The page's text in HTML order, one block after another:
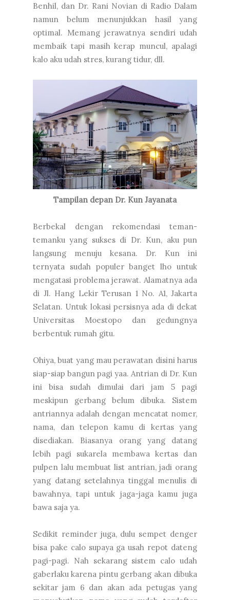
Benhil, dan Dr. Rani Novian di Radio Dalam
namun belum menunjukkan hasil yang
optimal. Memang jerawatnya sendiri udah
membaik tapi masih kerap muncul, apalagi
kalo aku udah stres, kurang tidur, dll.
Tampilan depan Dr. Kun Jayanata
Berbekal dengan rekomendasi teman-
temanku yang sukses di Dr. Kun, aku pun
langsung menuju kesana. Dr. Kun ini
ternyata sudah populer banget lho untuk
mengatasi problema jerawat. Alamatnya ada
di Jl. Hang Lekir Terusan 1 No. A1, Jakarta
Selatan. Untuk lokasi persisnya ada di dekat
Universitas Moestopo dan gedungnya
berbentuk rumah gitu.
Ohiya, buat yang mau perawatan disini harus
siap-siap bangun pagi yaa. Antrian di Dr. Kun
ini bisa sudah dimulai dari jam 5 pagi
meskipun gerbang belum dibuka. Sistem
antriannya adalah dengan mencatat nomer,
nama, dan telepon kamu di kertas yang
disediakan. Biasanya orang yang datang
lebih pagi sukarela membawa kertas dan
pulpen lalu membuat list antrian, jadi orang
yang datang setelahnya tinggal menulis di
bawahnya, tapi untuk jaga-jaga kamu juga
bawa saja ya.
Sedikit reminder juga, dulu sempet denger
bisa pake calo supaya ga usah repot dateng
pagi-pagi. Nah sekarang sistem calo udah
gaberlaku karena pintu gerbang akan dibuka
sekitar jam 6 dan akan ada petugas yang